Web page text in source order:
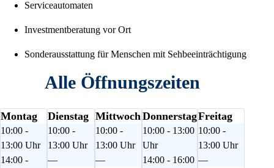
Serviceautomaten
Investmentberatung vor Ort
Sonderausstattung für Menschen mit Sehbeeinträchtigung
Alle Öffnungszeiten
Montag
10:00 -
13:00 Uhr
14:00 -
Dienstag
10:00 -
13:00 Uhr
—
Mittwoch
10:00 -
13:00 Uhr
—
Donnerstag
10:00 - 13:00
Uhr
14:00 - 16:00
Freitag
10:00 -
13:00 Uhr
—